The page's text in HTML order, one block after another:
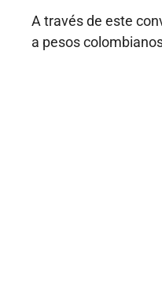
A través de este
a pesos